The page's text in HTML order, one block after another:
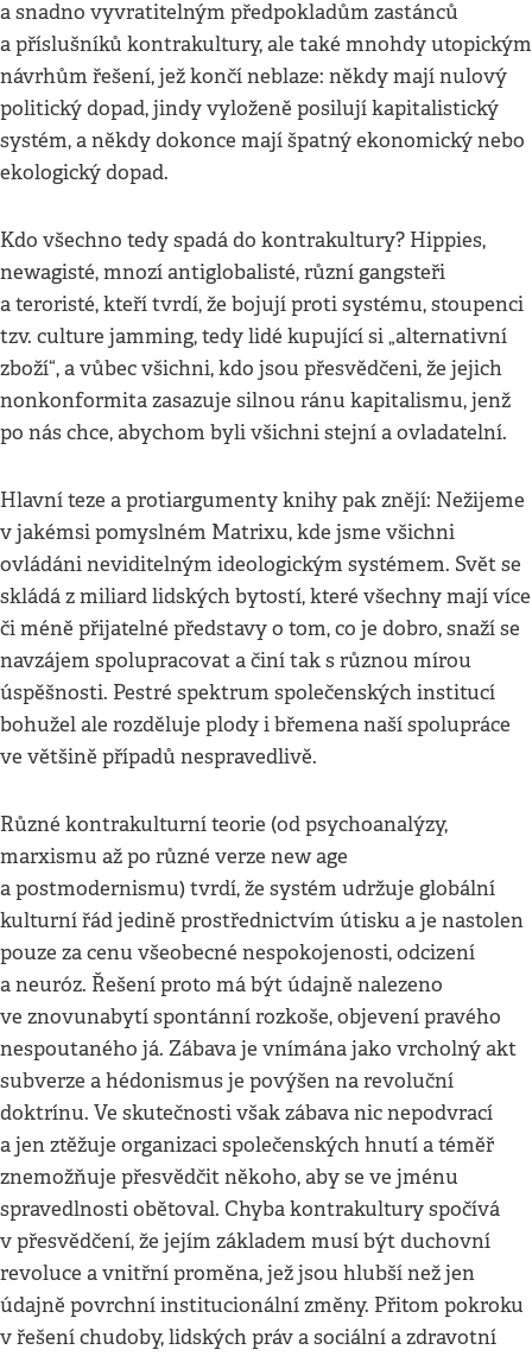
a snadno vyvratitelným předpokladům zastánců
a příslušníků kontrakultury, ale také mnohdy utopickým
návrhům řešení, jež končí neblaze: někdy mají nulový
politický dopad, jindy vyloženě posilují kapitalistický
systém, a někdy dokonce mají špatný ekonomický nebo
ekologický dopad.
Kdo všechno tedy spadá do kontrakultury? Hippies,
newagisté, mnozí antiglobalisté, různí gangsteři
a teroristé, kteří tvrdí, že bojují proti systému, stoupenci
tzv. culture jamming, tedy lidé kupující si „alternativní
zboží“, a vůbec všichni, kdo jsou přesvědčeni, že jejich
nonkonformita zasazuje silnou ránu kapitalismu, jenž
po nás chce, abychom byli všichni stejní a ovladatelní.
Hlavní teze a protiargumenty knihy pak znějí: Nežijeme
v jakémsi pomyslném Matrixu, kde jsme všichni
ovládáni neviditelným ideologickým systémem. Svět se
skládá z miliard lidských bytostí, které všechny mají více
či méně přijatelné představy o tom, co je dobro, snaží se
navzájem spolupracovat a činí tak s různou mírou
úspěšnosti. Pestré spektrum společenských institucí
bohužel ale rozděluje plody i břemena naší spolupráce
ve většině případů nespravedlivě.
Různé kontrakulturní teorie (od psychoanalýzy,
marxismu až po různé verze new age
a postmodernismu) tvrdí, že systém udržuje globální
kulturní řád jedině prostřednictvím útisku a je nastolen
pouze za cenu všeobecné nespokojenosti, odcizení
a neuróz. Řešení proto má být údajně nalezeno
ve znovunabytí spontánní rozkoše, objevení pravého
nespoutaného já. Zábava je vnímána jako vrcholný akt
subverze a hédonismus je povýšen na revoluční
doktrínu. Ve skutečnosti však zábava nic nepodvrací
a jen ztěžuje organizaci společenských hnutí a téměř
znemožňuje přesvědčit někoho, aby se ve jménu
spravedlnosti obětoval. Chyba kontrakultury spočívá
v přesvědčení, že jejím základem musí být duchovní
revoluce a vnitřní proměna, jež jsou hlubší než jen
údajně povrchní institucionální změny. Přitom pokroku
v řešení chudoby, lidských práv a sociální a zdravotní